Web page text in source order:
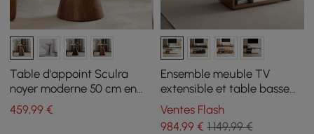
Table d'appoint Sculra
noyer moderne 50 cm en
pierre frittée à pied central
459,99 €
Ensemble meuble TV
extensible et table basse
Quoint
Ventes Flash
984,99€ 1 149,99 €